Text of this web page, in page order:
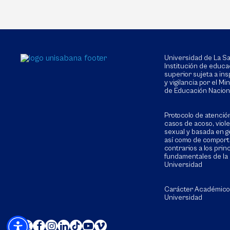
Universidad de La
Institución de
superior sujeta a
y vigilancia por el
de Educación
Protocolo de
casos de acoso,
sexual y basada en
así como de
contrarios a los
fundamentales de la
Universidad
Carácter
Universidad